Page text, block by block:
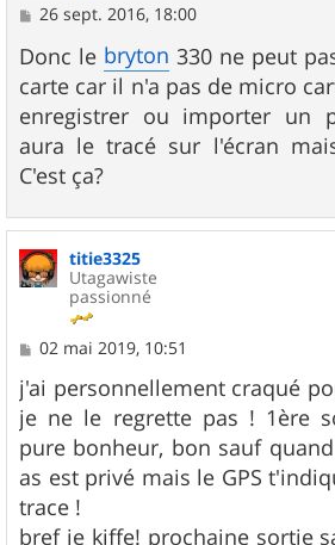
M
s
s
a
g
e
26 sept. 2016, 18:00
Donc le bryton 330 ne peut
carte car il n'a pas de micro
enregistrer ou importer un
aura le tracé sur l'écran
C'est ça?
titie3325
Utagawiste
passionné
M
s
s
a
g
e
02 mai 2019, 10:51
j'ai personnellement craqué
je ne le regrette pas ! 1ère
pure bonheur, bon sauf
as est privé mais le GPS
trace !
bref je kiffe! prochaine sortie